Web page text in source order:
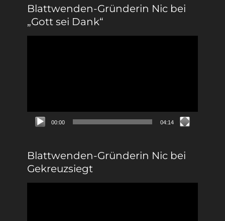
Blattwenden-Gründerin Nic bei
„Gott sei Dank“
00:00 04:14
Blattwenden-Gründerin Nic bei
Gekreuzsiegt